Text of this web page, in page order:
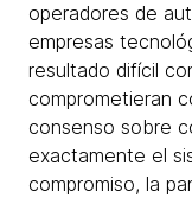
operadores de
empresas
resultado difícil
comprometieran
consenso sobre
exactamente el
compromiso, la